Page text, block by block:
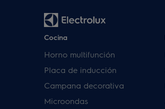
Cocina
Horno multifunción
Placa de inducción
Campana decorativa
Microondas